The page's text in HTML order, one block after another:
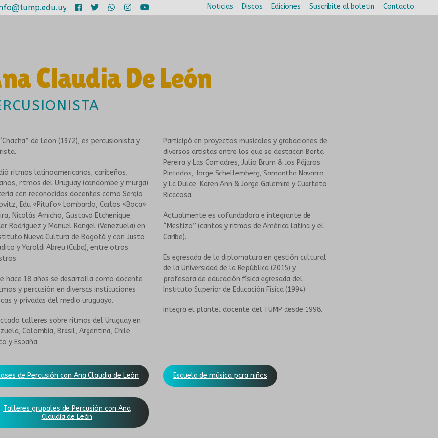
Noticias Discos Ediciones Suscribite al boletin Contacto
Claudia De León
de Leon (1972), es percusionista y
ritmos latinoamericanos, caribeños,
ritmos del Uruguay (candombe y murga)
con reconocidos docentes como Sergio
Edu «Pitufo» Lombardo, Carlos «Boca»
Nicolás Arnicho, Gustavo Etchenique,
Rodríguez y Manuel Rangel (Venezuela) en
Nueva Cultura de Bogotá y con Justo
y Yaroldi Abreu (Cuba), entre otros
hace 18 años se desarrolla como docente
y percusión en diversas instituciones
y privadas del medio uruguayo.
talleres sobre ritmos del Uruguay en
Colombia, Brasil, Argentina, Chile,
y España.
Participó en proyectos musicales y grabaciones de
diversos artistas entre los que se destacan Berta
Pereira y Las Comadres, Julio Brum & los Pájaros
Pintados, Jorge Schellemberg, Samantha Navarro
y La Dulce, Karen Ann & Jorge Galemire y Cuarteto
Ricacosa.
Actualmente es cofundadora e integrante de
“Mestizo” (cantos y ritmos de América latina y el
Caribe).
Es egresada de la diplomatura en gestión cultural
de la Universidad de la República (2015) y
profesora de educación física egresada del
Instituto Superior de Educación Física (1994).
Integra el plantel docente del TUMP desde 1998.
de Percusión con Ana Claudia de León
Talleres grupales de Percusión con Ana
Claudia de León
Escuela de música para niños